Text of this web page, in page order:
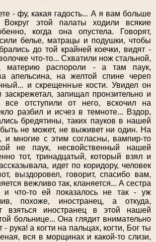
какая гадость... А я вам больше
Вокруг этой палаты ходили всякие
когда она опустела. Говорят,
белье, матрацы и подушки, чтобы
до той крайней коечки, видят -
что-то... Схватили нож стальной,
материю распороли - а там паук,
апельсина, на желтой спине череп
и скрещенные кости. Увидел он
заскрежетал, запищал пронзительно и
все отступили от него, вскочил на
разбил и исчез в темноте... Вздор,
бредятины, таких пауков в нашей
не может, не выживет ни один. На
многие с этим согласны, вампир-то
не паук, несвойственный нашей
тот, тринадцатый, который взял и
идет по коридору, человек
выздоровел, говорит, спасибо вам,
вежливо так, кланяется... А сестра
и что-то ей показалось не так - уж
похоже, иностранец, а откуда,
взяться иностранец в этой нашей
больнице... Она глядит внимательно
- рука! а когти на пальцах, когти, Бог ты
вся в морщинах и какой-то слизи,